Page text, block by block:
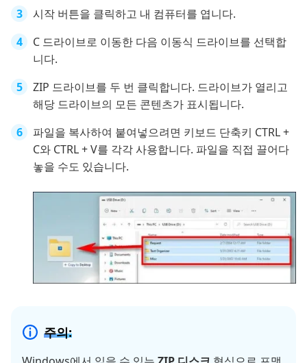
시작 버튼을 클릭하고 내 컴퓨터를 엽니다.
C 드라이브로 이동한 다음 이동식 드라이브를 선택합
니다.
ZIP 드라이브를 두 번 클릭합니다. 드라이브가 열리고
해당 드라이브의 모든 콘텐츠가 표시됩니다.
파일을 복사하여 붙여넣으려면 키보드 단축키 CTRL +
C와 CTRL + V를 각각 사용합니다. 파일을 직접 끌어다
놓을 수도 있습니다.
주의: